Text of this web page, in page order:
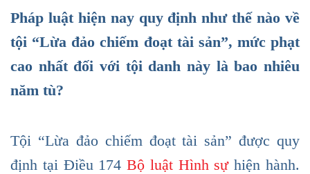
Pháp luật hiện nay quy định như thế nào về
tội “Lừa đảo chiếm đoạt tài sản”, mức phạt
cao nhất đối với tội danh này là bao nhiêu
năm tù?
Tội “Lừa đảo chiếm đoạt tài sản” được quy
định tại Điều 174Bộ luật Hình sự hiện hành.